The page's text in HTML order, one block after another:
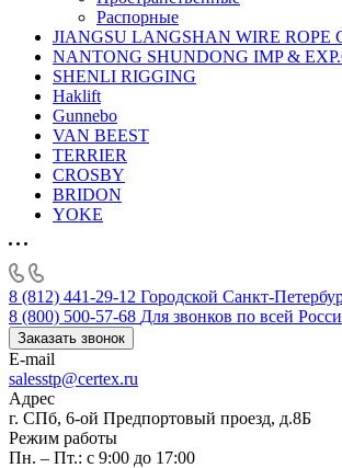
Распорные
JIANGSU LANGSHAN WIRE ROPE
NANTONG SHUNDONG IMP &
SHENLI RIGGING
Haklift
Gunnebo
VAN BEEST
TERRIER
CROSBY
BRIDON
YOKE
8 (812) 441-29-12 Городской Санкт-
8 (800) 500-57-68 Для звонков по всей
Заказать звонок
E-mail
salesstp@certex.ru
Адрес
г. СПб, 6-ой Предпортовый проезд, д.8Б
Режим работы
Пн. – Пт.: с 9:00 до 17:00